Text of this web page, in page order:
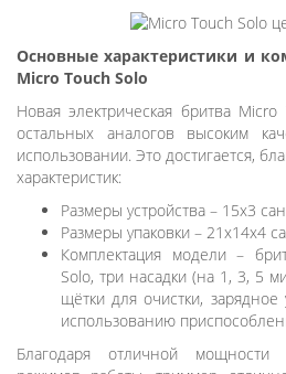
Основные характеристики и
Micro Touch Solo
Новая электрическая бритва
остальных аналогов высоким
использовании. Это достигается,
характеристик:
Размеры устройства – 15х3
Размеры упаковки – 21х14х4
Комплектация модели –
Solo, три насадки (на 1, 3, 5
щётки для очистки, зарядное
использованию
Благодаря отличной